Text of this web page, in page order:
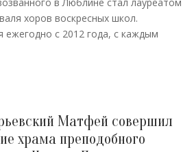
хоров воскресных школ.
ежегодно с 2012 года, с каждым
Матфей совершил
храма преподобного